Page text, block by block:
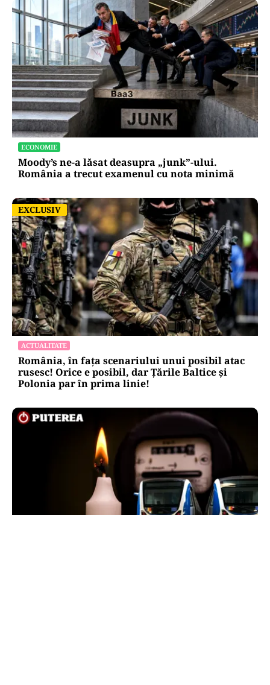
ECONOMIE
Moody’s ne-a lăsat deasupra „junk”-ului.
România a trecut examenul cu nota minimă
EXCLUSIV
EXCLUSIV
ACTUALITATE
România, în fața scenariului unui posibil atac
rusesc! Orice e posibil, dar Țările Baltice și
Polonia par în prima linie!